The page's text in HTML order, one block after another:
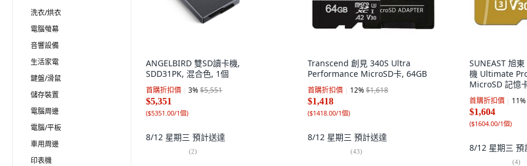
洗衣/烘衣
電腦螢幕
音響設備
生活家電
鍵盤/滑鼠
儲存裝置
電腦周邊
電腦/平板
車用周邊
印表機
ANGELBIRD 雙SD讀卡機,
SDD31PK, 混合色, 1個
首購折扣價 3%$5,551
$5,351
($5351.00/1個)
8/12 星期三 預計送達
(2)
Transcend 創見 340S Ultra
Performance MicroSD卡, 64GB
首購折扣價 12%$1,618
$1,418
($1418.00/1個)
8/12 星期三 預計送達
(43)
SUNEAST 旭
機 Ultimate
MicroSD 記憶
首購折扣價 11%
$1,604
($1604.00/1個)
8/12 星期三 預
(4)